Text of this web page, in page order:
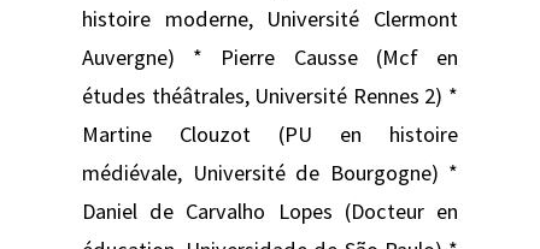
histoire moderne, Université Clermont
Auvergne) * Pierre Causse (Mcf en
études théâtrales, Université Rennes 2) *
Martine Clouzot (PU en histoire
médiévale, Université de Bourgogne) *
Daniel de Carvalho Lopes (Docteur en